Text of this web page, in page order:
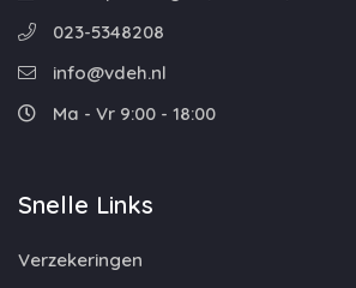
023-5348208
info@vdeh.nl
Ma - Vr 9:00 - 18:00
Snelle Links
Verzekeringen